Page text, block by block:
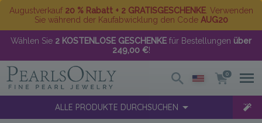
Augustverkauf 20 % Rabatt + 2 GRATISGESCHENKE. Verwenden
Sie während der Kaufabwicklung den Code AUG20
Wählen Sie 2 KOSTENLOSE GESCHENKE für Bestellungen über
249,00 €!
0
ALLE PRODUKTE DURCHSUCHEN